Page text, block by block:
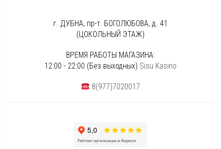
г. ДУБНА, пр-т. БОГОЛЮБОВА, д. 41
(ЦОКОЛЬНЫЙ ЭТАЖ)
ВРЕМЯ РАБОТЫ МАГАЗИНА:
12:00 - 22:00 (Без выходных) Sisu Kasino
8(977)7020017